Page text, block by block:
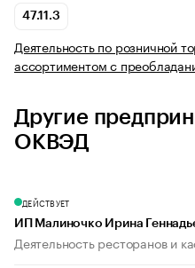
47.11.3
Деятельность по розничной
ассортиментом с
Другие
ОКВЭД
ДЕЙСТВУЕТ
ИП Малиночко Ирина
Деятельность ресторанов и